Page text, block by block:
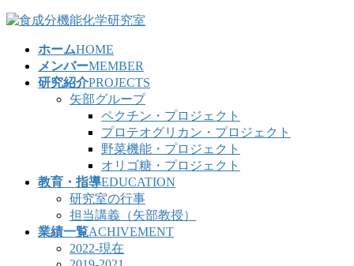
コ
ナ
ホームHOME
メンバーMEMBER
研究紹介PROJECTS
矢部グループ
ペクチン・プロジェクト
プロテオグリカン・プロジェクト
野菜機能・プロジェクト
オリゴ糖・プロジェクト
教育・指導EDUCATION
研究室の行事
担当講義（矢部教授）
業績一覧ACHIVEMENT
2022-現在